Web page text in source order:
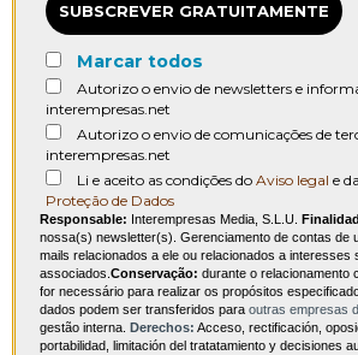
SUBSCREVER GRATUITAMENTE
Marcar todos
Autorizo o envio de newsletters e
interempresas.net
Autorizo o envio de comunicações de
interempresas.net
Li e aceito as condições do Aviso legal e da
Proteção de Dados
Responsable: Interempresas Media, S.L.U.
nossa(s) newsletter(s). Gerenciamento de contas de
mails relacionados a ele ou relacionados a interesses
associados.Conservação: durante o relacionamento
for necessário para realizar os propósitos
dados podem ser transferidos para outras empresas
gestão interna. Derechos: Acceso, rectificación,
portabilidad, limitación del tratatamiento y decisiones